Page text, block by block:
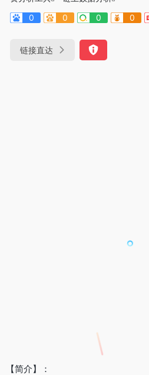
0
0 0 0
链接直达
【简介】：